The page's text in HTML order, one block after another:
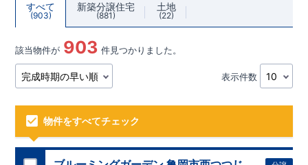
すべて
903
新築分譲住宅
881
土地
22
該当物件が 903 件見つかりました。
表示件数
物件をすべてチェック